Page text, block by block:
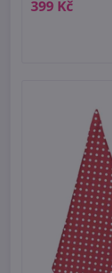
399 Kč